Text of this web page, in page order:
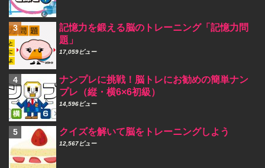
記憶力を鍛える脳のトレーニング「記憶力問
題」
17,059ビュー
ナンプレに挑戦！脳トレにお勧めの簡単ナン
プレ（縦・横6×6初級）
14,596ビュー
クイズを解いて脳をトレーニングしよう
12,567ビュー